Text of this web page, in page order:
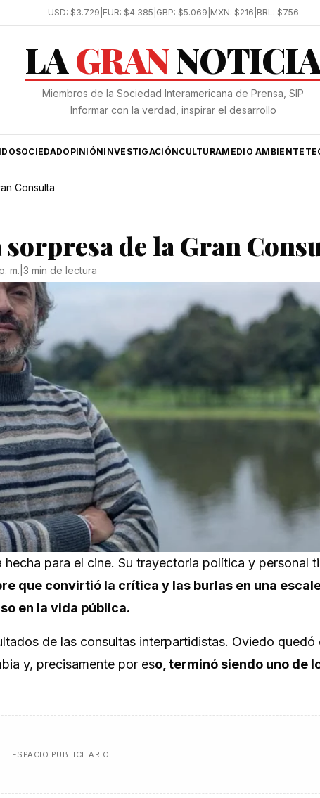
USD: $3.729 EUR: $4.385 GBP: $5.069 MXN: $216 BRL: $756
LAGRAN
Miembros de la Sociedad Interamericana de Prensa, SIP
Informar con la verdad, inspirar el desarrollo
SOCIEDADOPINIÓNINVESTIGACIÓNCULTURAMEDIO AMBIENTE
Consulta
de la Gran
m. 3 min de lectura
para el cine. Su trayectoria política y personal
que convirtió la crítica y las burlas en una
en la vida pública.
de las consultas interpartidistas. Oviedo quedó
y, precisamente por eso, terminó siendo uno de
ESPACIO PUBLICITARIO